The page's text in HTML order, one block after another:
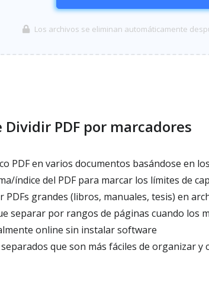
Los archivos se eliminan automáticamente
Dividir PDF por marcadores
PDF en varios documentos basándose en
índice del PDF para marcar los límites de
PDFs grandes (libros, manuales, tesis) en
separar por rangos de páginas cuando los
online sin instalar software
separados que son más fáciles de organizar y